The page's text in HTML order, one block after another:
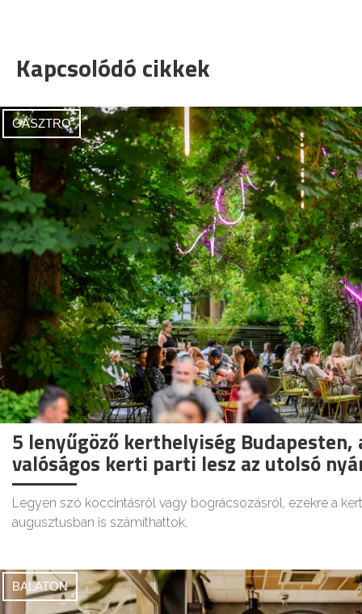
Kapcsolódó cikkek
GASZTRO
5 lenyűgöző kerthelyiség Budapesten,
valóságos kerti parti lesz az utolsó
Legyen szó koccintásról vagy bográcsozásról, ezekre a
augusztusban is számíthattok.
BALATON